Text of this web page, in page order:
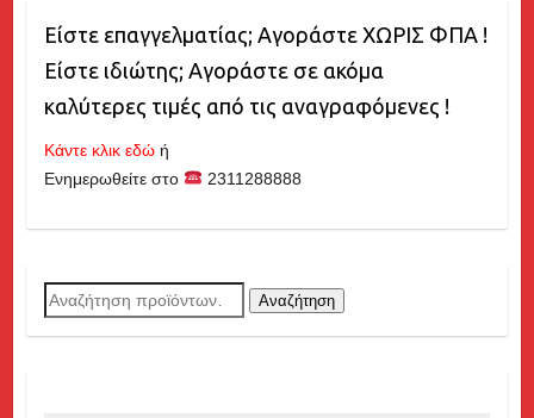
Είστε επαγγελματίας; Αγοράστε ΧΩΡΙΣ ΦΠΑ !
Είστε ιδιώτης; Αγοράστε σε ακόμα
καλύτερες τιμές από τις αναγραφόμενες !
Κάντε κλικ εδώή
Ενημερωθείτε στο
2311288888
Αναζήτηση
για:
Αναζήτηση